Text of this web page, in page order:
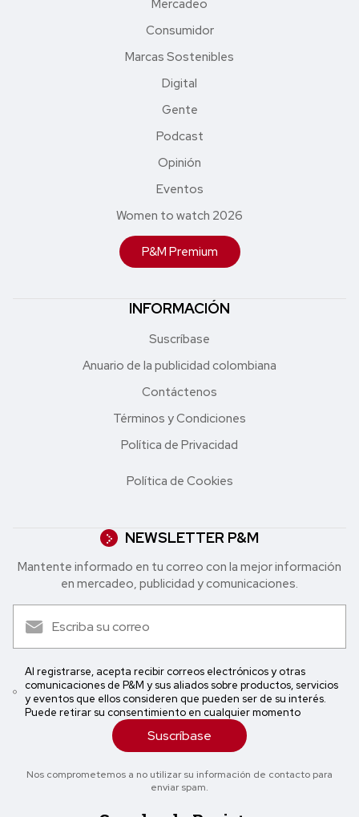
Mercadeo
Consumidor
Marcas Sostenibles
Digital
Gente
Podcast
Opinión
Eventos
Women to watch 2026
P&M Premium
INFORMACIÓN
Suscríbase
Anuario de la publicidad colombiana
Contáctenos
Términos y Condiciones
Política de Privacidad
Política de Cookies
NEWSLETTER P&M
Mantente informado en tu correo con la mejor in formación
en mercadeo, publicidad y comunicaciones.
Al registrarse, acepta recibir correos electrónicos y otras
comunicaciones de P&M y sus aliados sobre productos, servicios
y eventos que ellos consideren que pueden ser de su interés.
Puede retirar su consentimiento en cualquier momento
Suscríbase
Nos comprometemos a no utilizar su información de contacto para
enviar spam.